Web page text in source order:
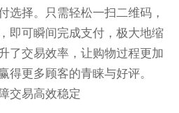
选择。只需轻松一扫二维码，
即可瞬间完成支付，极大地缩
了交易效率，让购物过程更加
得更多顾客的青睐与好评。
交易高效稳定